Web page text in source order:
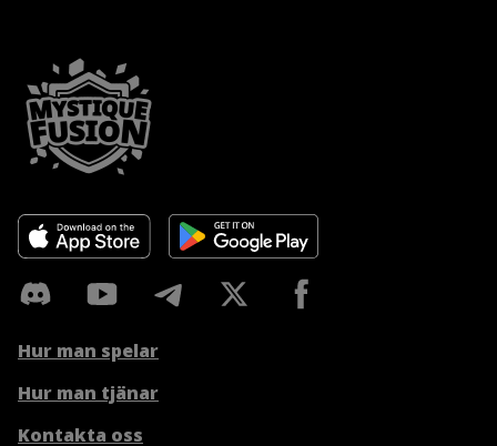
Hur man spelar
Hur man tjänar
Kontakta oss